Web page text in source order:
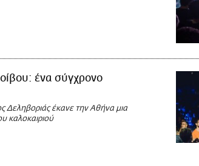
ένα σύγχρονο
Δεληβοριάς έκανε την Αθήνα μια
καλοκαιριού